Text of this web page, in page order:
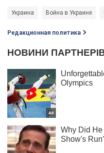
Украина Война в Украине
Редакционная политика